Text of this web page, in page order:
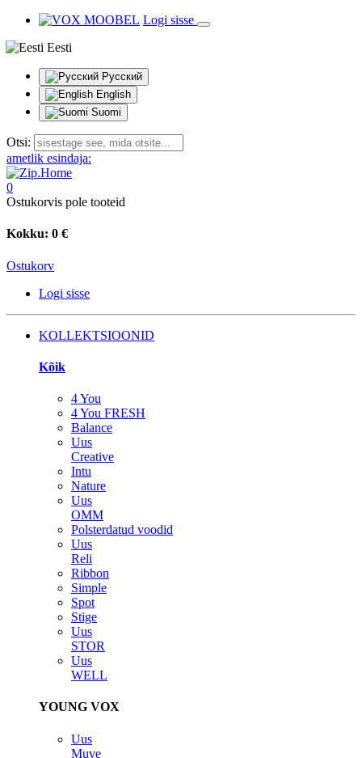
Logi sisse
Eesti
Русский
English
Suomi
Otsi:
ametlik esindaja:
0
Ostukorvis pole tooteid
Kokku: 0 €
Ostukorv
Logi sisse
KOLLEKTSIOONID
Kõik
4 You
4 You FRESH
Balance
Uus
Creative
Intu
Nature
Uus
OMM
Polsterdatud voodid
Uus
Reli
Ribbon
Simple
Spot
Stige
Uus
STOR
Uus
WELL
YOUNG VOX
Uus
Muve